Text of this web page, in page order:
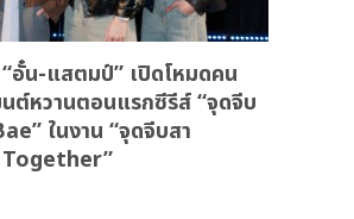
อั๋น-แสตมป์” เปิดโหมดคน
ต์หวานตอนแรกซีรีส์ “จุดจีบ
ในงาน “จุดจีบสา